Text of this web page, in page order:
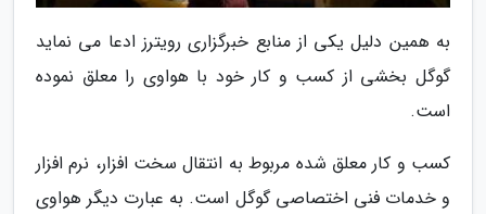
به همین دلیل یکی از منابع خبرگزاری رویترز ادعا می نماید
گوگل بخشی از کسب و کار خود با هواوی را معلق نموده
است.
کسب و کار معلق شده مربوط به انتقال سخت افزار، نرم افزار
و خدمات فنی اختصاصی گوگل است. به عبارت دیگر هواوی